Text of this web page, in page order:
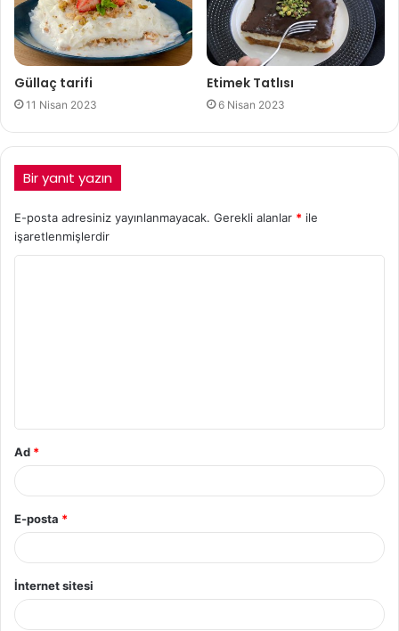
Güllaç tarifi
11 Nisan 2023
Etimek Tatlısı
6 Nisan 2023
Bir yanıt yazın
E-posta adresiniz yayınlanmayacak. Gerekli alanlar * ile
işaretlenmişlerdir
Ad *
E-posta *
İnternet sitesi